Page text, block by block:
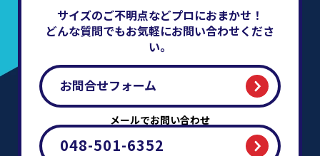
サイズのご不明点などプロにおまかせ！
どんな質問でもお気軽にお問い合わせくださ
い。
お問合せフォーム
メールでお問い合わせ
048-501-6352